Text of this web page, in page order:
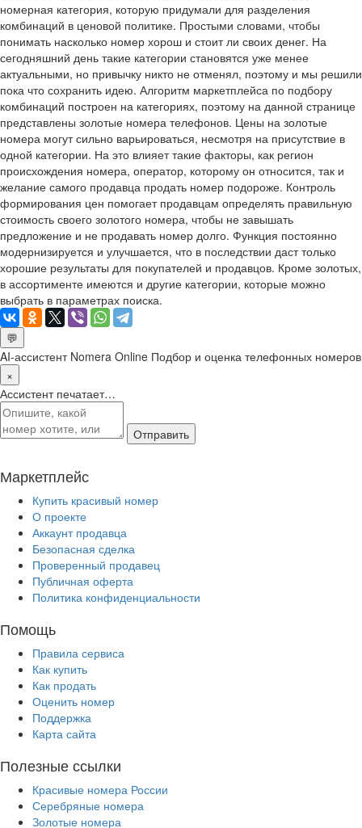
номерная категория, которую придумали для разделения
комбинаций в ценовой политике. Простыми словами, чтобы
понимать насколько номер хорош и стоит ли своих денег. На
сегодняшний день такие категории становятся уже менее
актуальными, но привычку никто не отменял, поэтому и мы решили
пока что сохранить идею. Алгоритм маркетплейса по подбору
комбинаций построен на категориях, поэтому на данной странице
представлены золотые номера телефонов. Цены на золотые
номера могут сильно варьироваться, несмотря на присутствие в
одной категории. На это влияет такие факторы, как регион
происхождения номера, оператор, которому он относится, так и
желание самого продавца продать номер подороже. Контроль
формирования цен помогает продавцам определять правильную
стоимость своего золотого номера, чтобы не завышать
предложение и не продавать номер долго. Функция постоянно
модернизируется и улучшается, что в последствии даст только
хорошие результаты для покупателей и продавцов. Кроме золотых,
в ассортименте имеются и другие категории, которые можно
выбрать в параметрах поиска.
💬
AI-ассистент Nomera Online Подбор и оценка телефонных номеров
×
Ассистент печатает…
Отправить
Маркетплейс
Купить красивый номер
О проекте
Аккаунт продавца
Безопасная сделка
Проверенный продавец
Публичная оферта
Политика конфиденциальности
Помощь
Правила сервиса
Как купить
Как продать
Оценить номер
Поддержка
Карта сайта
Полезные ссылки
Красивые номера России
Серебряные номера
Золотые номера